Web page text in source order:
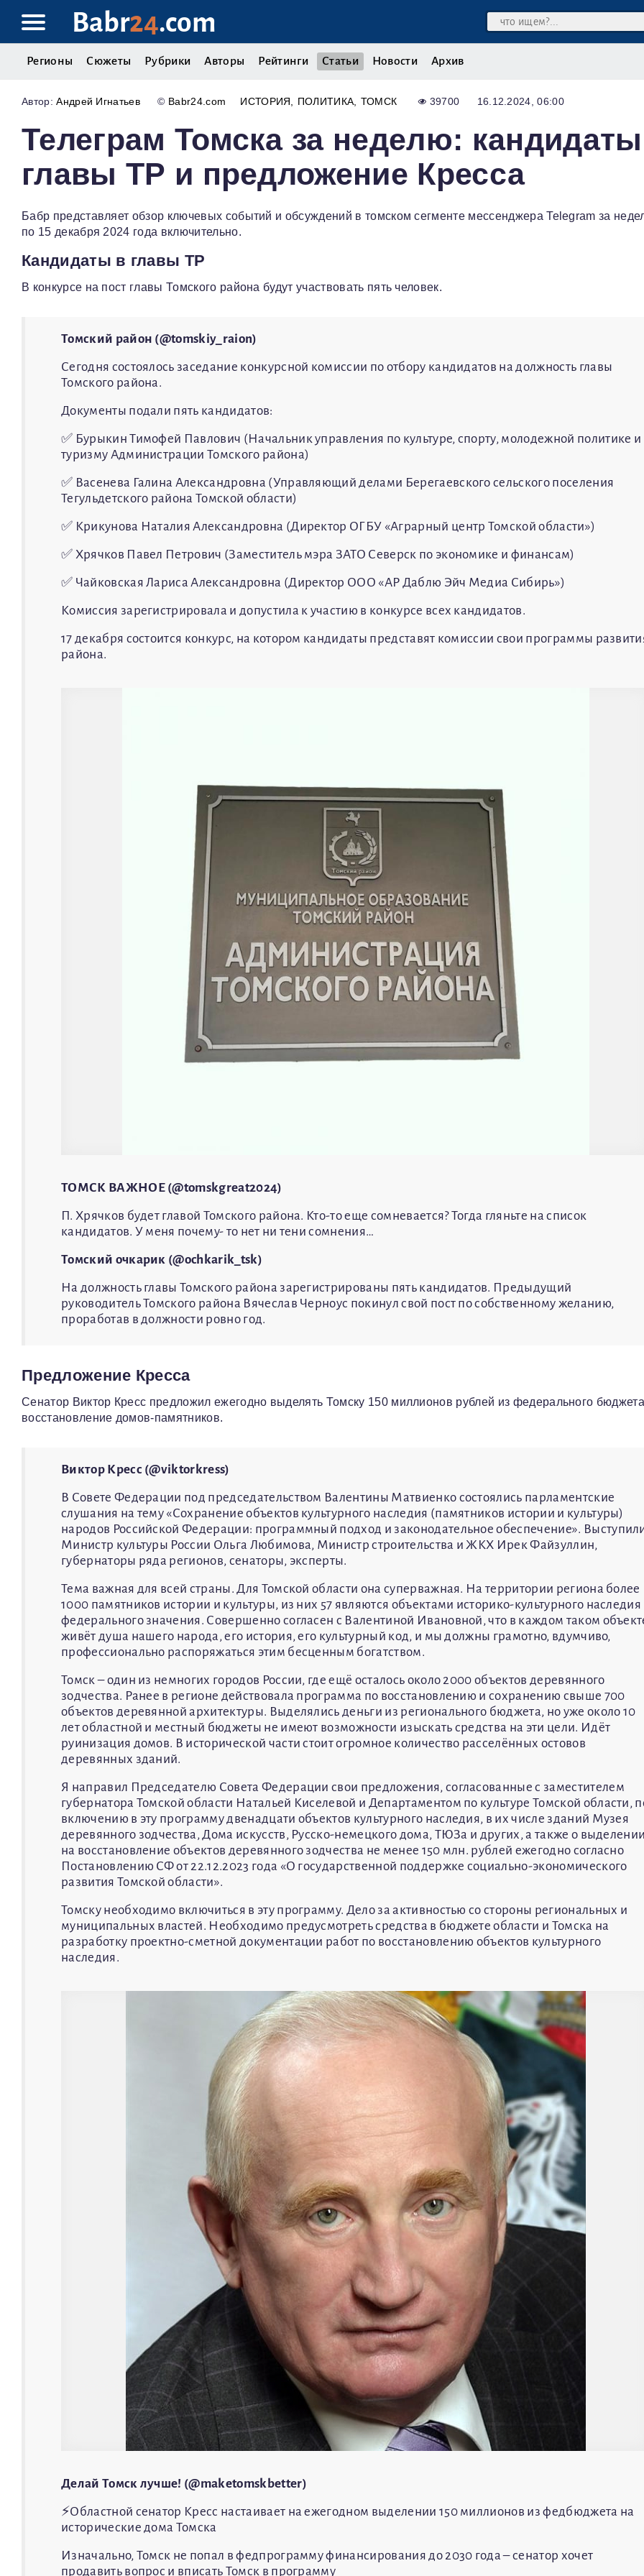
Babr24.com
Регионы Сюжеты Рубрики Авторы Рейтинги Статьи Новости Архив
Андрей Игнатьев © Babr24.com ИСТОРИЯ ПОЛИТИКА ТОМСК 39700 16.12.2024, 06:00
Телеграм Томска за неделю:
главы ТР и предложение Кресса
Бабр представляет обзор ключевых событий и обсуждений в томском сегменте мессенджера Telegram за
по 15 декабря 2024 года включительно.
Кандидаты в главы ТР
В конкурсе на пост главы Томского района будут участвовать пять человек.
Томский район (@tomskiy_raion)
Сегодня состоялось заседание конкурсной комиссии по отбору кандидатов на должность главы
Томского района.
Документы подали пять кандидатов:
✅ Бурыкин Тимофей Павлович (Начальник управления по культуре, спорту, молодежной политике и
туризму Администрации Томского района)
✅ Васенева Галина Александровна (Управляющий делами Берегаевского сельского поселения
Тегульдетского района Томской области)
✅ Крикунова Наталия Александровна (Директор ОГБУ «Аграрный центр Томской области»)
✅ Хрячков Павел Петрович (Заместитель мэра ЗАТО Северск по экономике и финансам)
✅ Чайковская Лариса Александровна (Директор ООО «АР Даблю Эйч Медиа Сибирь»)
Комиссия зарегистрировала и допустила к участию в конкурсе всех кандидатов.
17 декабря состоится конкурс, на котором кандидаты представят комиссии свои программы
района.
ТОМСК ВАЖНОЕ (@tomskgreat2024)
П. Хрячков будет главой Томского района. Кто-то еще сомневается? Тогда гляньте на список
кандидатов. У меня почему- то нет ни тени сомнения…
Томский очкарик (@ochkarik_tsk)
На должность главы Томского района зарегистрированы пять кандидатов. Предыдущий
руководитель Томского района Вячеслав Черноус покинул свой пост по собственному желанию,
проработав в должности ровно год.
Предложение Кресса
Сенатор Виктор Кресс предложил ежегодно выделять Томску 150 миллионов рублей из федерального
восстановление домов-памятников.
Виктор Кресс (@viktorkress)
В Совете Федерации под председательством Валентины Матвиенко состоялись парламентские
слушания на тему «Сохранение объектов культурного наследия (памятников истории и культуры)
народов Российской Федерации: программный подход и законодательное обеспечение».
Министр культуры России Ольга Любимова, Министр строительства и ЖКХ Ирек Файзуллин,
губернаторы ряда регионов, сенаторы, эксперты.
Тема важная для всей страны. Для Томской области она суперважная. На территории региона более
1000 памятников истории и культуры, из них 57 являются объектами историко-культурного наследия
федерального значения. Совершенно согласен с Валентиной Ивановной, что в каждом таком
живёт душа нашего народа, его история, его культурный код, и мы должны грамотно, вдумчиво,
профессионально распоряжаться этим бесценным богатством.
Томск – один из немногих городов России, где ещё осталось около 2000 объектов деревянного
зодчества. Ранее в регионе действовала программа по восстановлению и сохранению свыше 700
объектов деревянной архитектуры. Выделялись деньги из регионального бюджета, но уже около 10
лет областной и местный бюджеты не имеют возможности изыскать средства на эти цели. Идёт
руинизация домов. В исторической части стоит огромное количество расселённых остовов
деревянных зданий.
Я направил Председателю Совета Федерации свои предложения, согласованные с заместителем
губернатора Томской области Натальей Киселевой и Департаментом по культуре Томской области,
включению в эту программу двенадцати объектов культурного наследия, в их числе зданий Музея
деревянного зодчества, Дома искусств, Русско-немецкого дома, ТЮЗа и других, а также о
на восстановление объектов деревянного зодчества не менее 150 млн. рублей ежегодно согласно
Постановлению СФ от 22.12.2023 года «О государственной поддержке социально-экономического
развития Томской области».
Томску необходимо включиться в эту программу. Дело за активностью со стороны региональных и
муниципальных властей. Необходимо предусмотреть средства в бюджете области и Томска на
разработку проектно-сметной документации работ по восстановлению объектов культурного
наследия.
Делай Томск лучше! (@maketomskbetter)
⚡️Областной сенатор Кресс настаивает на ежегодном выделении 150 миллионов из федбюджета на
исторические дома Томска
Изначально, Томск не попал в федпрограмму финансирования до 2030 года – сенатор хочет
продавить вопрос и вписать Томск в программу